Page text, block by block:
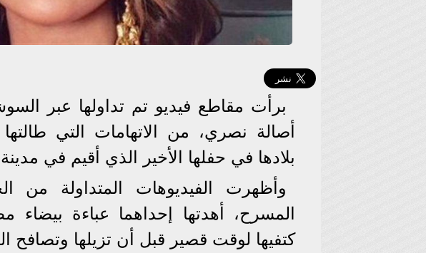
برأت مقاطع فيديو تم تداولها عبر
أصالة نصري، من الاتهامات التي
بلادها في حفلها الأخير الذي أقيم في
وأظهرت الفيديوهات المتداولة من
المسرح، أهدتها إحداهما عباءة
كتفيها لوقت قصير قبل أن تزيلها وتصافح